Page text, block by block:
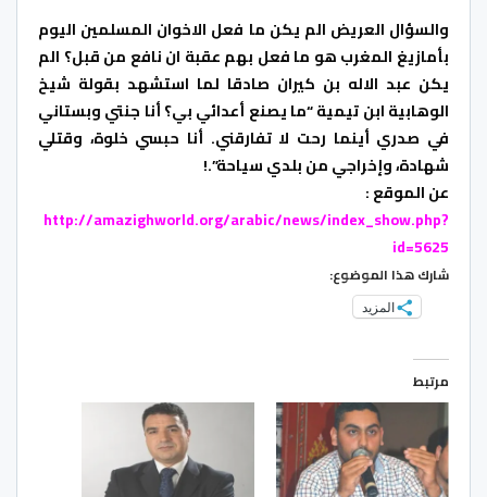
والسؤال العريض الم يكن ما فعل الاخوان المسلمين اليوم
بأمازيغ المغرب هو ما فعل بهم عقبة ان نافع من قبل؟ الم
يكن عبد الاله بن كيران صادقا لما استشهد بقولة شيخ
الوهابية ابن تيمية “ما يصنع أعدائي بي؟ أنا جنتي وبستاني
في صدري أينما رحت لا تفارقني. أنا حبسي خلوة، وقتلي
شهادة، وإخراجي من بلدي سياحة”.!
عن الموقع :
http://amazighworld.org/arabic/news/index_show.php?
id=5625
شارك هذا الموضوع:
المزيد
مرتبط